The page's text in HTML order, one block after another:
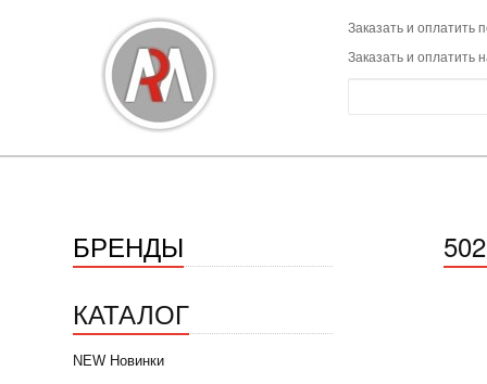
Заказать и оплатить
Заказать и оплатить
БРЕНДЫ
КАТАЛОГ
NEW Новинки